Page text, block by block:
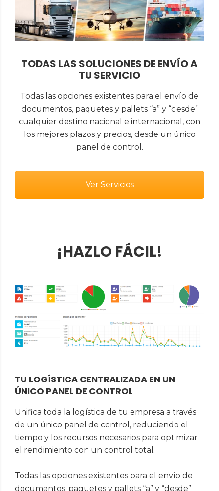
TODAS LAS SOLUCIONES DE ENVÍO A
TU SERVICIO
Todas las opciones existentes para el envío de
documentos, paquetes y pallets “a” y “desde”
cualquier destino nacional e internacional, con
los mejores plazos y precios, desde un único
panel de control.
Ver Servicios
¡HAZLO FÁCIL!
TU LOGÍSTICA CENTRALIZADA EN UN
ÚNICO PANEL DE CONTROL
Unifica toda la logística de tu empresa a través
de un único panel de control, reduciendo el
tiempo y los recursos necesarios para optimizar
el rendimiento con un control total.
Todas las opciones existentes para el envío de
documentos, paquetes y pallets “a” y “desde”